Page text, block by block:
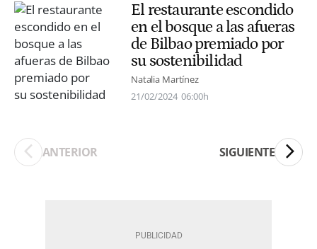
El restaurante escondido
en el bosque a las afueras
de Bilbao premiado por
su sostenibilidad
Natalia Martínez
21/02/2024 06:00h
ANTERIOR SIGUIENTE